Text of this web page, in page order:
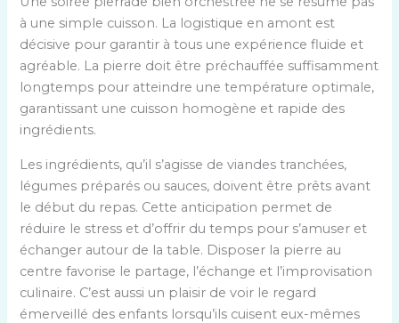
u
s
a
r
a
c
t
é
r
i
à une simple cuisson. La logistique en amont est
décisive pour garantir à tous une expérience fluide et
agréable. La pierre doit être préchauffée suffisamment
longtemps pour atteindre une température optimale,
garantissant une cuisson homogène et rapide des
ingrédients.
Les ingrédients, qu’il s’agisse de viandes tranchées,
légumes préparés ou sauces, doivent être prêts avant
le début du repas. Cette anticipation permet de
réduire le stress et d’offrir du temps pour s’amuser et
échanger autour de la table. Disposer la pierre au
centre favorise le partage, l’échange et l’improvisation
culinaire. C’est aussi un plaisir de voir le regard
émerveillé des enfants lorsqu’ils cuisent eux-mêmes